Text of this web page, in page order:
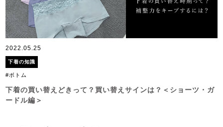
2022.05.25
下着の知識
#ボトム
下着の買い替えどきって？買い替えサインは？＜ショーツ・ガ
ードル編＞